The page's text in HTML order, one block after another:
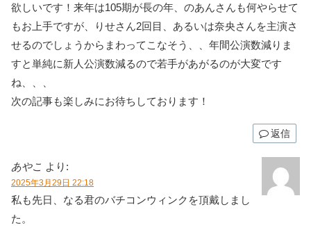
欲しいです！来年は105期が長の年、のあんさんも何やらせて
もお上手ですが、りせさん2回目、あるいは奈央さんを主演さ
せるのでしょうからまわってこなそう、、年間公演数減りま
すと単純に新人公演数減るので若手があがるのが大変です
ね、、、
次の記事も楽しみにお待ちしております！
返信
あやこ より:
2025年3月29日 22:18
私も先日、なる君のバチコンウィンクを頂戴しまし
た。